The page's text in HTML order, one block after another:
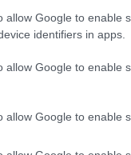
allow Google to enable
identifiers in apps.
allow Google to enable
allow Google to enable
viventi. Questa
da un booklet
troviamo
sul lavoro di
Paolo